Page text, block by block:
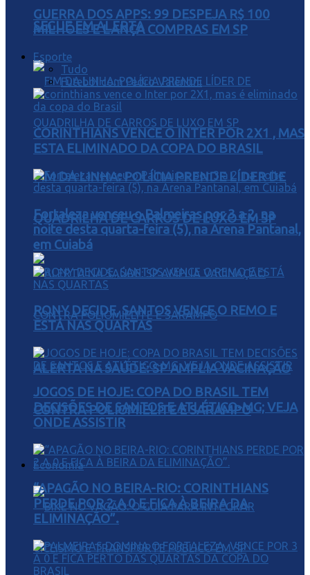
SEGUE EM ALERTA
FIM DA LINHA: POLÍCIA PRENDE LÍDER DE
QUADRILHA DE CARROS DE LUXO EM SP
ALERTA NA SAÚDE: SP AMPLIA VACINAÇÃO
CONTRA POLIOMIELITE E SARAMPO
Economia
GUERRA DOS APPS: 99 DESPEJA R$ 100
MILHÕES E LANÇA COMPRAS EM SP
Esporte
Tudo
Futebol com Pedro Valentini
CORINTHIANS VENCE O INTER POR 2X1 , MAS
ESTA ELIMINADO DA COPA DO BRASIL
Fortaleza venceu o Palmeiras por 3 a 2, na
noite desta quarta-feira (5), na Arena Pantanal,
em Cuiabá
RONY DECIDE, SANTOS VENCE O REMO E
ESTÁ NAS QUARTAS
JOGOS DE HOJE: COPA DO BRASIL TEM
DECISÕES DE SANTOS E ATLÉTICO-MG; VEJA
ONDE ASSISTIR
“APAGÃO NO BEIRA-RIO: CORINTHIANS
PERDE POR 2 A 0 E FICA À BEIRA DA
ELIMINAÇÃO”.